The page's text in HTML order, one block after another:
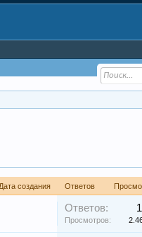
Дата создания Ответов
Ответов:
Просмотров: